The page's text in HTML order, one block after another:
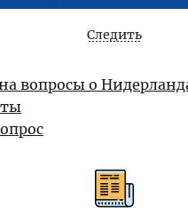
Следить
вопросы о